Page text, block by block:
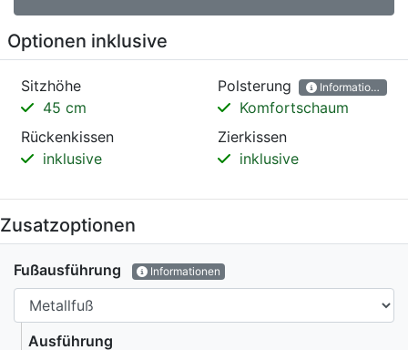
Optionen inklusive
Sitzhöhe
45 cm
Polsterung Informationen
Komfortschaum
Rückenkissen
inklusive
Zierkissen
inklusive
Zusatzoptionen
Fußausführung Informationen
Ausführung